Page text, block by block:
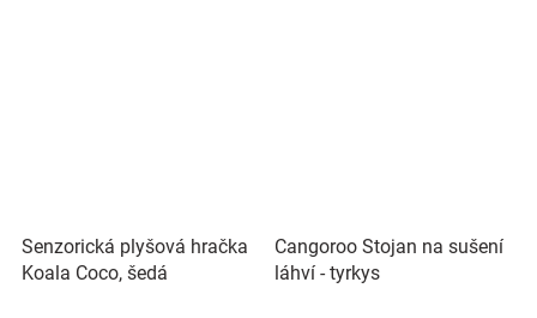
Senzorická plyšová hračka
Koala Coco, šedá
Cangoroo Stojan na sušení
láhví - tyrkys